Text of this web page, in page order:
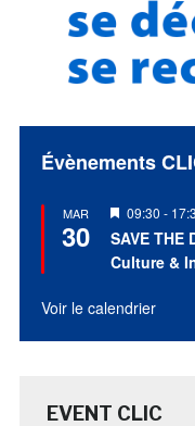
Évènements
MAR
30
Mis
en
avant
09:30 -
SAVE THE
Culture &
Voir le calendrier
EVENT CLIC